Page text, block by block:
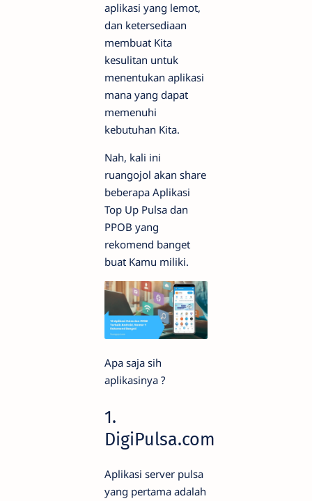
aplikasi yang lemot,
dan ketersediaan
membuat Kita
kesulitan untuk
menentukan aplikasi
mana yang dapat
memenuhi
kebutuhan Kita.
Nah, kali ini
ruangojol akan share
beberapa Aplikasi
Top Up Pulsa dan
PPOB yang
rekomend banget
buat Kamu miliki.
Apa saja sih
aplikasinya ?
1.
DigiPulsa.com
Aplikasi server pulsa
yang pertama adalah